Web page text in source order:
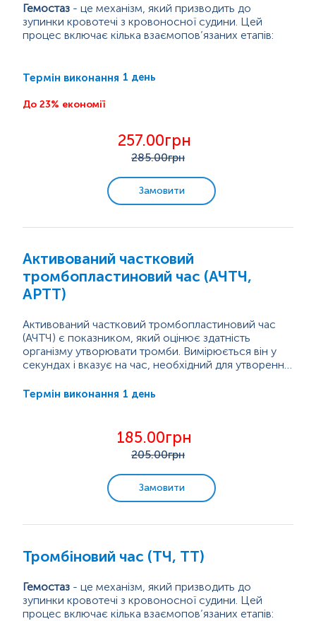
Маркери аутоімунних захворювань
Онкомаркери
Генетичні дослідження
Бактеріологічні дослідження
Цитологічні дослідження
Гістологічні дослідження
Мікроелементи та важкі метали
Гемостаз - це механізм, який призводить до
зупинки кровотечі з кровоносної судини. Цей
процес включає кілька взаємопов’язаних етапів:
утворення тимчасового тромбу - первинний
гемостаз;
активація коагуляційного каскаду - вторинний
гемостаз;
Первинний гемостаз полягає в тому, що
тромбоцити, які циркулюють у крові,
прикріплюються до пошкодженої судини,
нашаровуються та утворюють тромб, який
Термін виконання 1 день
До 23% економії
257.00грн
285.00грн
Замовити
Активований частковий
тромбопластиновий час (АЧТЧ,
АРТТ)
Активований частковий тромбопластиновий час
(АЧТЧ) є показником, який оцінює здатність
організму утворювати тромби. Вимірюється він у
секундах і вказує на час, необхідний для утворення
зокрема кальцію хлориду. АЧТЧ визначає функцію
виникає кровотеча, і запускається процес, відомий
Термін виконання 1 день
185.00грн
205.00грн
Замовити
Тромбіновий час (ТЧ, TT)
Гемостаз - це механізм, який призводить до
зупинки кровотечі з кровоносної судини. Цей
процес включає кілька взаємопов’язаних етапів: